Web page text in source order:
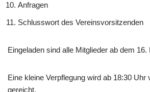
Anfragen
Schlusswort des Vereinsvorsitzenden
Eingeladen sind alle Mitglieder ab dem 16.
Eine kleine Verpflegung wird ab 18:30
gereicht.